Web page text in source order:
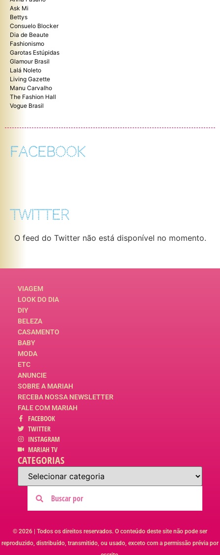
Ask Mi
Bettys
Consuelo Blocker
Dia de Beaute
Fashionismo
Garotas Estúpidas
Glamour Brasil
Lalá Noleto
Living Gazette
Manu Carvalho
The Fashion Hall
Vogue Brasil
FACEBOOK
TWITTER
O feed do Twitter não está disponível no momento.
VIAGEM
LOOK DO DIA
DIY
BELEZA
CASAMENTO
BABY
MODA
ETC
ANUNCIE
SOBRE A MARIAH
RECEBA NOSSA NEWSLETTER
FALE COM MARIAH
FACEBOOK
TWITTER
INSTAGRAM
MARIAH TV
CATEGORIAS
© 2026 | Todos os direitos reservados. O conteúdo deste site não pode ser
reproduzido, distribuído, transmitido, ou usado, exceto com a permissão prévia por